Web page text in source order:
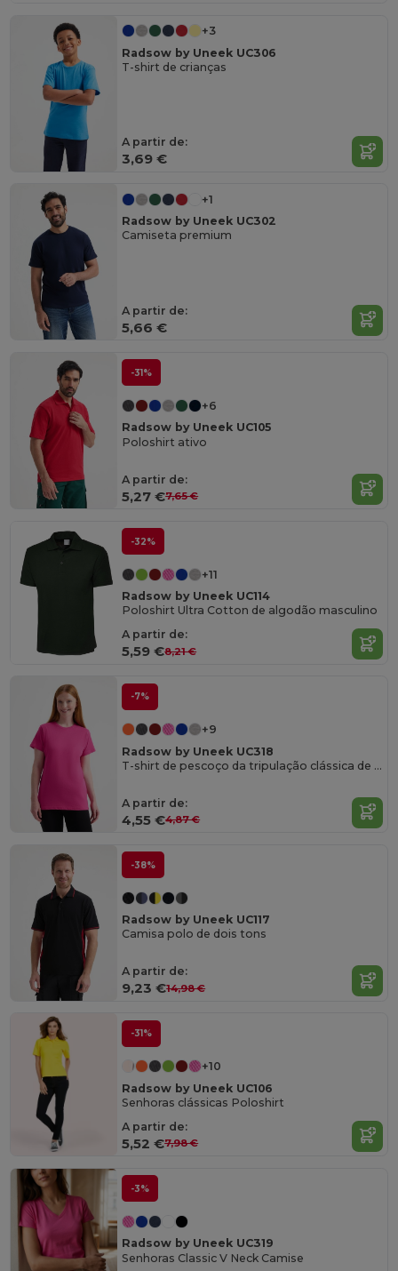
+3
Radsow by Uneek UC306
T-shirt de crianças
A partir de:
3,69 €
+1
Radsow by Uneek UC302
Camiseta premium
A partir de:
5,66 €
-31%
+6
Radsow by Uneek UC105
Poloshirt ativo
A partir de:
5,27 €7,65 €
-32%
+11
Radsow by Uneek UC114
Poloshirt Ultra Cotton de algodão masculino
A partir de:
5,59 €8,21 €
-7%
+9
Radsow by Uneek UC318
T-shirt de pescoço da tripulação clássica de senhoras
A partir de:
4,55 €4,87 €
-38%
Radsow by Uneek UC117
Camisa polo de dois tons
A partir de:
9,23 €14,98 €
-31%
+10
Radsow by Uneek UC106
Senhoras clássicas Poloshirt
A partir de:
5,52 €7,98 €
-3%
Radsow by Uneek UC319
Senhoras Classic V Neck Camise